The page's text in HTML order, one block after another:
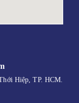
Hiệp, TP. HCM.